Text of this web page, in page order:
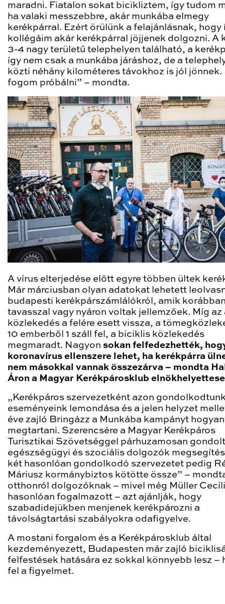
maradni. Fiatalon sokat bicikliztem, így tudom
ha valaki messzebbre, akár munkába elmegy
kerékpárral. Ezért örülünk a felajánlásnak, hogy
kollégáim akár kerékpárral jöjjenek dolgozni. A
3-4 nagy területű telephelyen található, a
így nem csak a munkába járáshoz, de a
közti néhány kilométeres távokhoz is jól jönnek.
fogom próbálni” – mondta.
A vírus elterjedése előtt egyre többen ültek
Már márciusban olyan adatokat lehetett
budapesti kerékpárszámlálókról, amik
tavasszal vagy nyáron voltak jellemzőek. Míg az
közlekedés a felére esett vissza, a
10 emberből 1 száll fel, a biciklis közlekedés
megmaradt. Nagyon sokan felfedezhették,
koronavírus ellenszere lehet, ha kerékpárra
nem másokkal vannak összezárva – mondta
Áron a Magyar Kerékpárosklub elnökhelyettese
„Kerékpáros szervezetként azon
eseményeink lemondása és a jelen helyzet
éve zajló Bringázz a Munkába kampányt
megtartani. Szerencsére a Magyar Kerékpáros
Turisztikai Szövetséggel párhuzamosan
egészségügyi és szociális dolgozók
két hasonlóan gondolkodó szervezetet pedig
Máriusz kormánybiztos kötötte össze” –
otthonról dolgozóknak – mivel még Müller
hasonlóan fogalmazott – azt ajánlják, hogy
szabadidejükben menjenek kerékpározni a
távolságtartási szabályokra odafigyelve.
A mostani forgalom és a Kerékpárosklub által
kezdeményezett, Budapesten már zajló
felfestések hatására ez sokkal könnyebb lesz –
fel a figyelmet.